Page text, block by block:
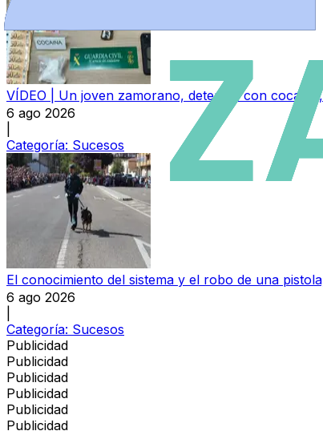
VÍDEO | Un joven zamorano, detenido con
6 ago 2026
Categoría: Sucesos
El conocimiento del sistema y el robo de una
6 ago 2026
Categoría: Sucesos
Publicidad
Publicidad
Publicidad
Publicidad
Publicidad
Publicidad